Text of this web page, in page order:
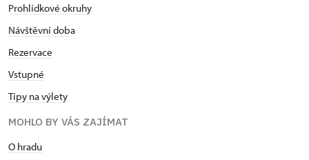
Prohlídkové okruhy
Návštěvní doba
Rezervace
Vstupné
Tipy na výlety
MOHLO BY VÁS ZAJÍMAT
O hradu